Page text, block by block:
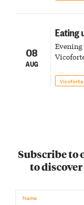
08
AUG
Eating
Evening
Vicoforte
Subscribe to
to
Name